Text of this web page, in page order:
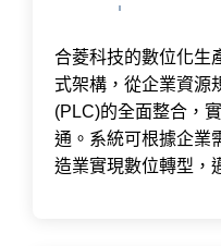
合菱科技的數位化生
式架構，從企業資源
(PLC)的全面整合，
通。系統可根據企業
造業實現數位轉型，